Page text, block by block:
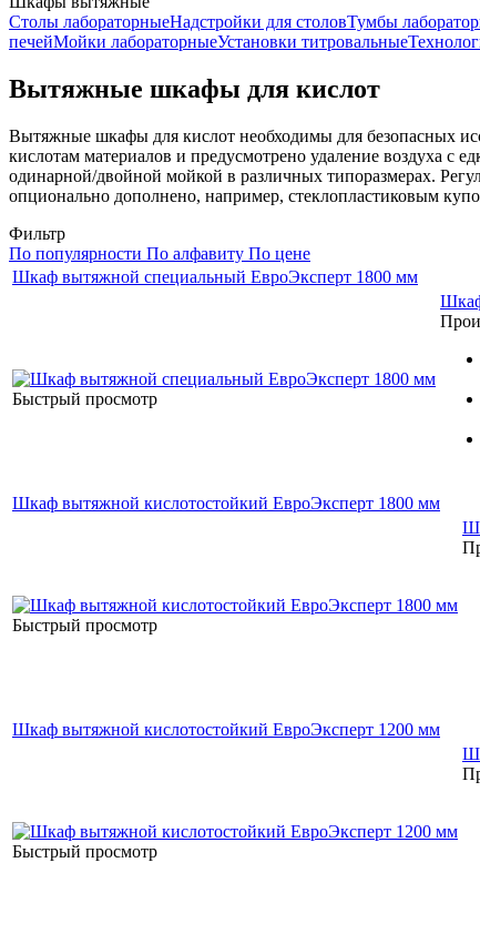
Столы лабораторныеНадстройки для столовТумбы
печейМойки лабораторныеУстановки титровальные
Вытяжные шкафы для кислот
Вытяжные шкафы для кислот необходимы для безопасных
кислотам материалов и предусмотрено удаление воздуха
одинарной/двойной мойкой в различных типоразмерах.
опционально дополнено, например, стеклопластиковым
Фильтр
По популярности По алфавиту По цене
Шкаф вытяжной специальный ЕвроЭксперт 1800 мм
Быстрый просмотр
Шкаф вытяжной кислотостойкий ЕвроЭксперт 1800 мм
Быстрый просмотр
Шкаф вытяжной кислотостойкий ЕвроЭксперт 1200 мм
Быстрый просмотр